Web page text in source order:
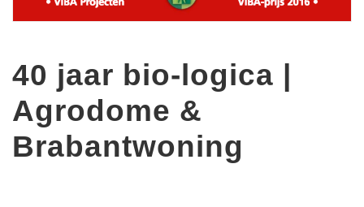
40 jaar bio-logica |
Agrodome &
Brabantwoning